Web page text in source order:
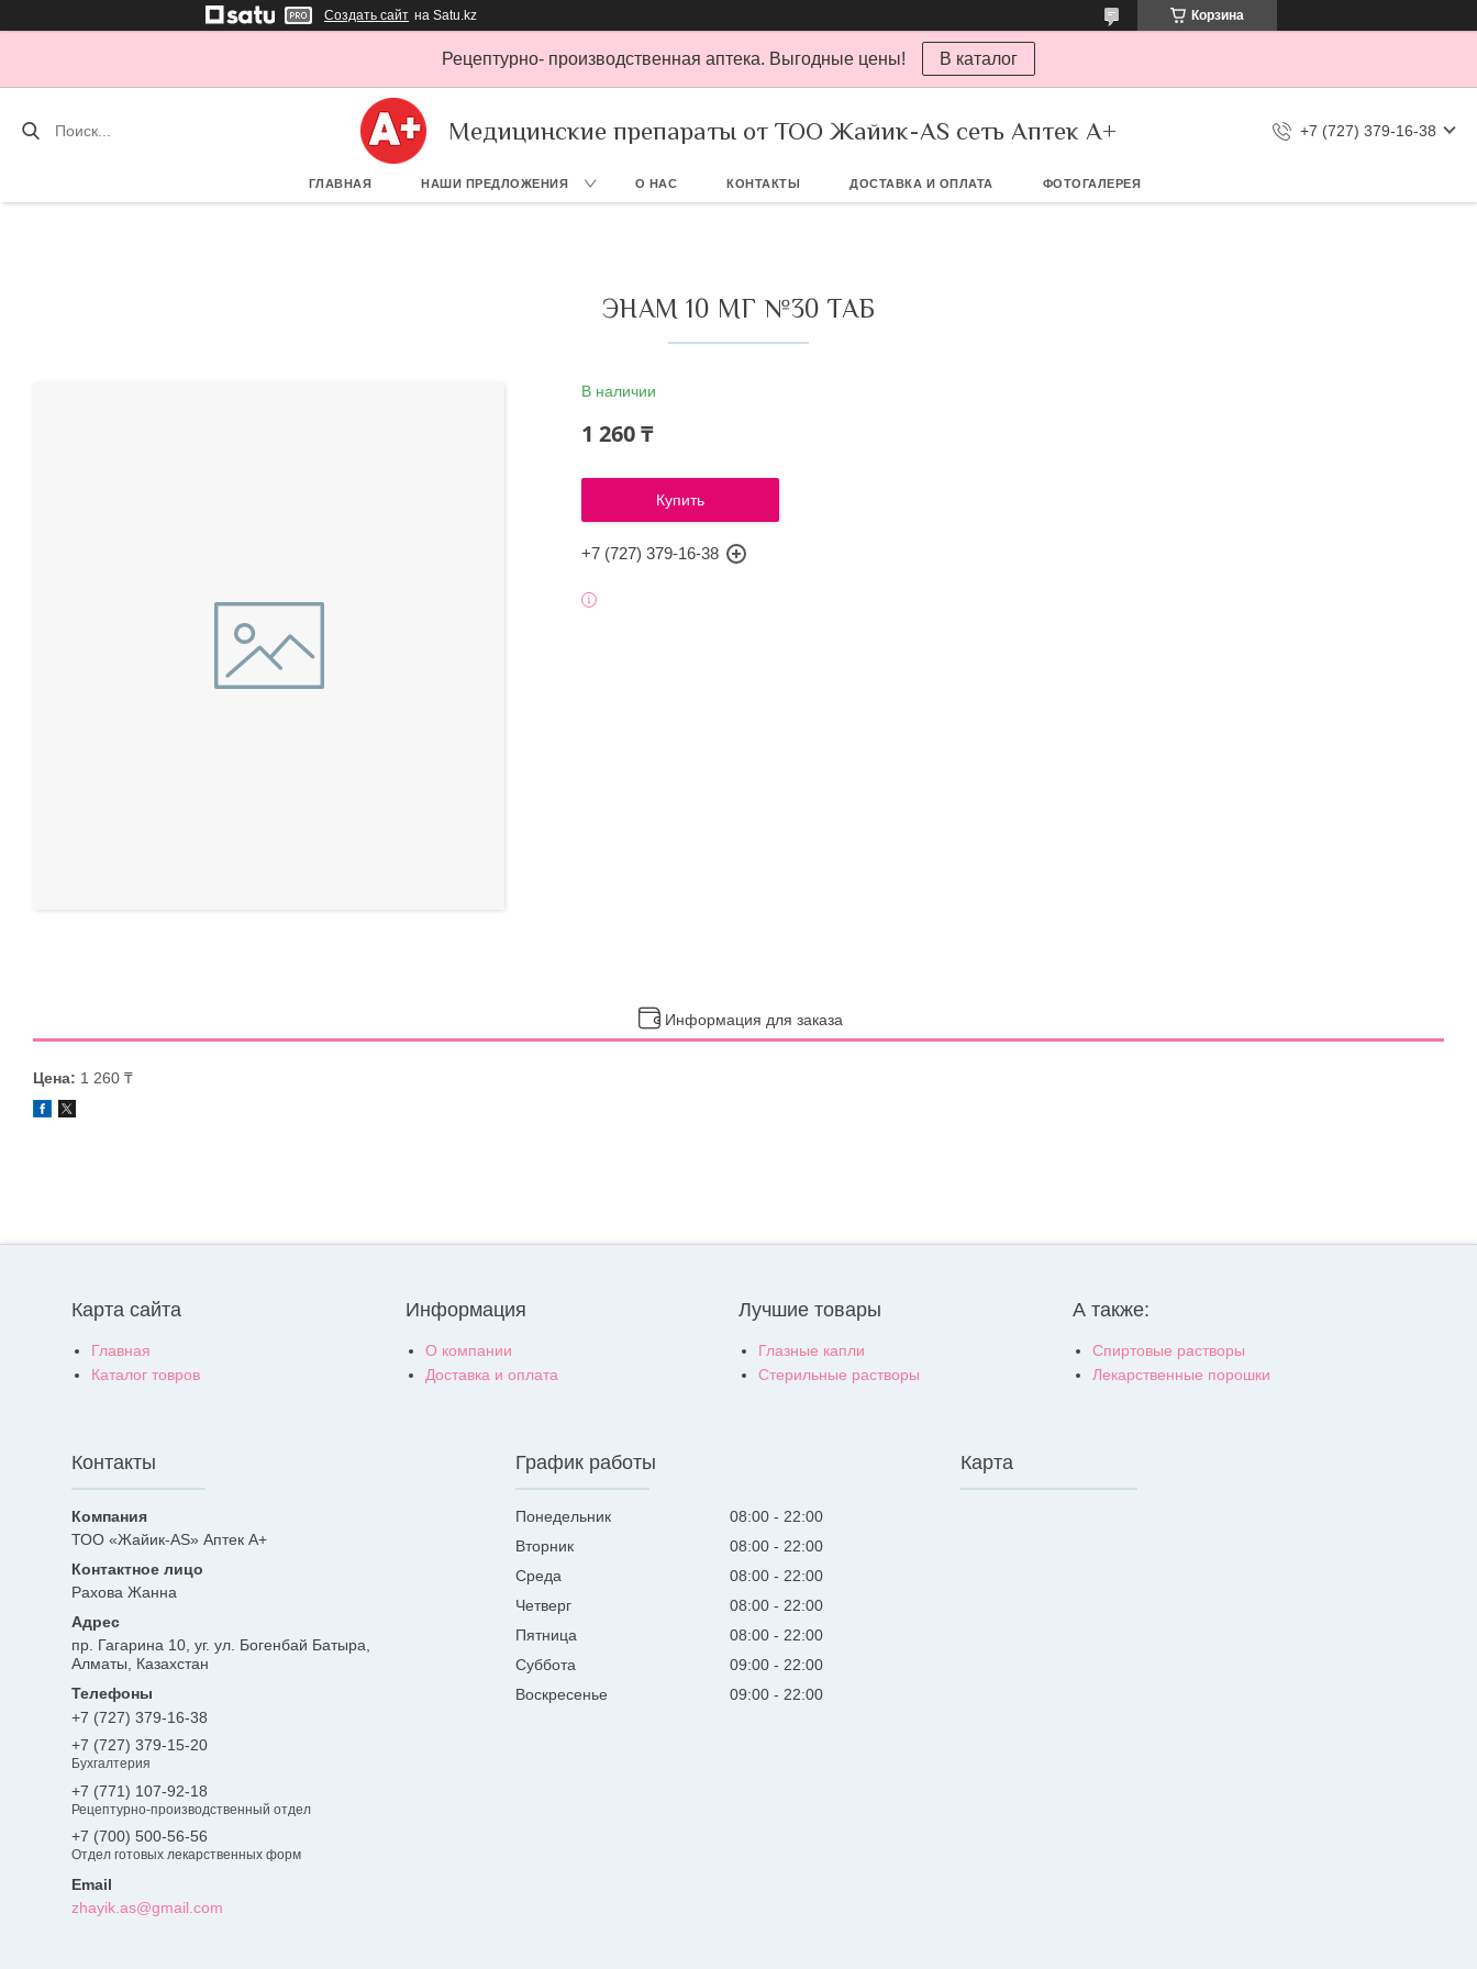
Создать сайт на Satu.kz Корзина
Рецептурно- производственная аптека. Выгодные цены! В каталог
Медицинские препараты от ТОО Жайик-AS сеть Аптек А+ +7 (727) 379-16-38
ГЛАВНАЯ НАШИ ПРЕДЛОЖЕНИЯ О НАС КОНТАКТЫ ДОСТАВКА И ОПЛАТА ФОТОГАЛЕРЕЯ
ЭНАМ 10 МГ №30 ТАБ
В наличии
1 260 ₸
Купить
+7 (727) 379-16-38
Информация для заказа
Цена: 1 260 ₸
Карта сайта
Главная
Каталог товров
Информация
О компании
Доставка и оплата
Лучшие товары
Глазные капли
Стерильные растворы
А также:
Спиртовые растворы
Лекарственные порошки
Контакты
ТОО «Жайик-AS» Аптек А+
Рахова Жанна
пр. Гагарина 10, уг. ул. Богенбай Батыра,
Алматы, Казахстан
+7 (727) 379-16-38
+7 (727) 379-15-20
Бухгалтерия
+7 (771) 107-92-18
Рецептурно-производственный отдел
+7 (700) 500-56-56
Отдел готовых лекарственных форм
zhayik.as@gmail.com
График работы
Понедельник 08:00
22:00
Вторник
08:00
22:00
Среда
08:00
22:00
Четверг
08:00
22:00
Пятница
08:00
22:00
Суббота
09:00
22:00
Воскресенье
09:00 22:00
Карта